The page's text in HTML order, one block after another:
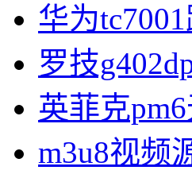
华为
罗技
英菲克
m3u8视频